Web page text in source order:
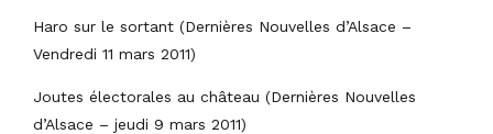
Haro sur le sortant (Dernières Nouvelles d’Alsace –
Vendredi 11 mars 2011)
Joutes électorales au château (Dernières Nouvelles
d’Alsace – jeudi 9 mars 2011)